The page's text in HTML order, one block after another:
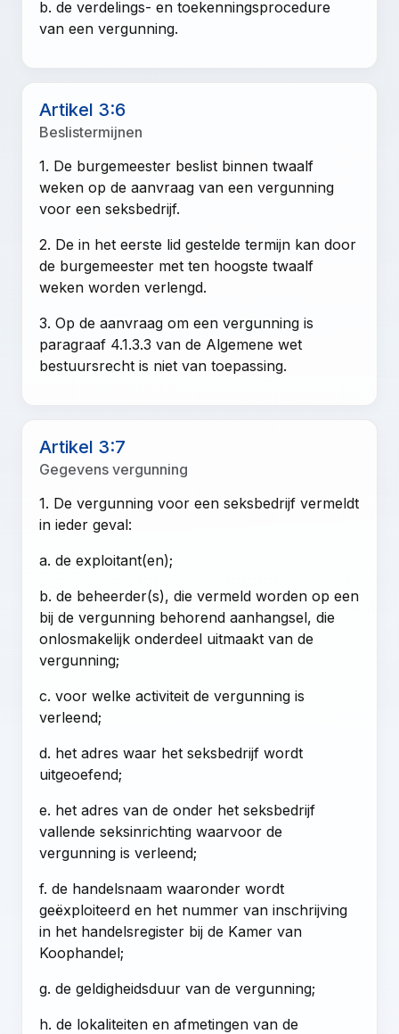
b. de verdelings- en toekenningsprocedure
van een vergunning.
Artikel 3:6
Beslistermijnen
1. De burgemeester beslist binnen twaalf
weken op de aanvraag van een vergunning
voor een seksbedrijf.
2. De in het eerste lid gestelde termijn kan door
de burgemeester met ten hoogste twaalf
weken worden verlengd.
3. Op de aanvraag om een vergunning is
paragraaf 4.1.3.3 van de Algemene wet
bestuursrecht is niet van toepassing.
Artikel 3:7
Gegevens vergunning
1. De vergunning voor een seksbedrijf vermeldt
in ieder geval:
a. de exploitant(en);
b. de beheerder(s), die vermeld worden op een
bij de vergunning behorend aanhangsel, die
onlosmakelijk onderdeel uitmaakt van de
vergunning;
c. voor welke activiteit de vergunning is
verleend;
d. het adres waar het seksbedrijf wordt
uitgeoefend;
e. het adres van de onder het seksbedrijf
vallende seksinrichting waarvoor de
vergunning is verleend;
f. de handelsnaam waaronder wordt
geëxploiteerd en het nummer van inschrijving
in het handelsregister bij de Kamer van
Koophandel;
g. de geldigheidsduur van de vergunning;
h. de lokaliteiten en afmetingen van de